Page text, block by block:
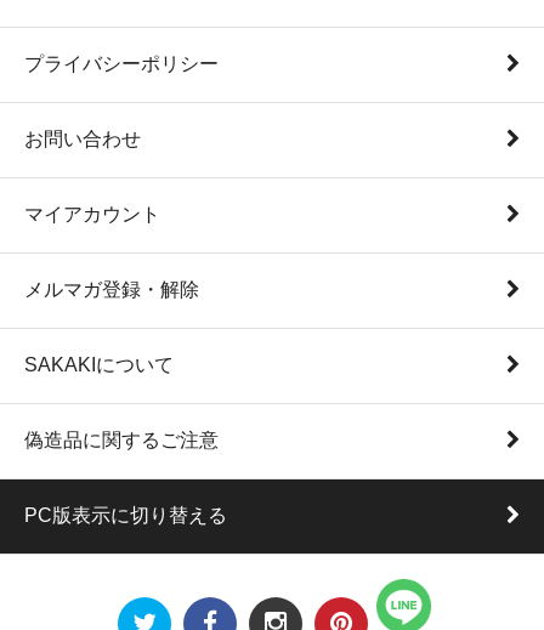
プライバシーポリシー
お問い合わせ
マイアカウント
メルマガ登録・解除
SAKAKIについて
偽造品に関するご注意
PC版表示に切り替える